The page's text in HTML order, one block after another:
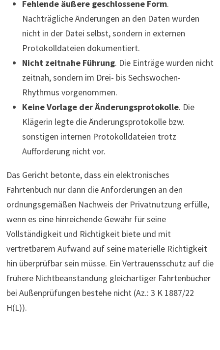
Fehlende äußere geschlossene Form.
Nachträgliche Änderungen an den Daten wurden
nicht in der Datei selbst, sondern in externen
Protokolldateien dokumentiert.
Nicht zeitnahe Führung. Die Einträge wurden nicht
zeitnah, sondern im Drei- bis Sechswochen-
Rhythmus vorgenommen.
Keine Vorlage der Änderungsprotokolle. Die
Klägerin legte die Änderungsprotokolle bzw.
sonstigen internen Protokolldateien trotz
Aufforderung nicht vor.
Das Gericht betonte, dass ein elektronisches
Fahrtenbuch nur dann die Anforderungen an den
ordnungsgemäßen Nachweis der Privatnutzung erfülle,
wenn es eine hinreichende Gewähr für seine
Vollständigkeit und Richtigkeit biete und mit
vertretbarem Aufwand auf seine materielle Richtigkeit
hin überprüfbar sein müsse. Ein Vertrauensschutz auf die
frühere Nichtbeanstandung gleichartiger Fahrtenbücher
bei Außenprüfungen bestehe nicht (Az.: 3 K 1887/22
H(L)).